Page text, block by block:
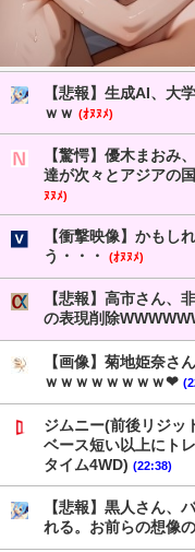
【悲報】生成AI、大
ｗｗ (ｵﾇﾇﾒ)
【驚愕】優木まお
達が次々とアジアの
ﾇﾇﾒ)
【衝撃映像】かもし
う・・・
(ｵﾇﾇﾒ)
【悲報】高市さん、
の表現削除
【画像】菊地姫奈さ
ｗｗｗｗｗｗｗｗ❤
ジムニー(前後リジッ
ベース短い以上にト
タイム4WD) (22:38)
【悲報】黒人さん、
れる。お前らの想像